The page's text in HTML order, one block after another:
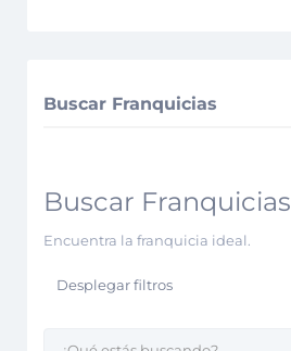
Buscar Franquicias
Buscar Franquicias
Encuentra la franquicia ideal.
Desplegar filtros